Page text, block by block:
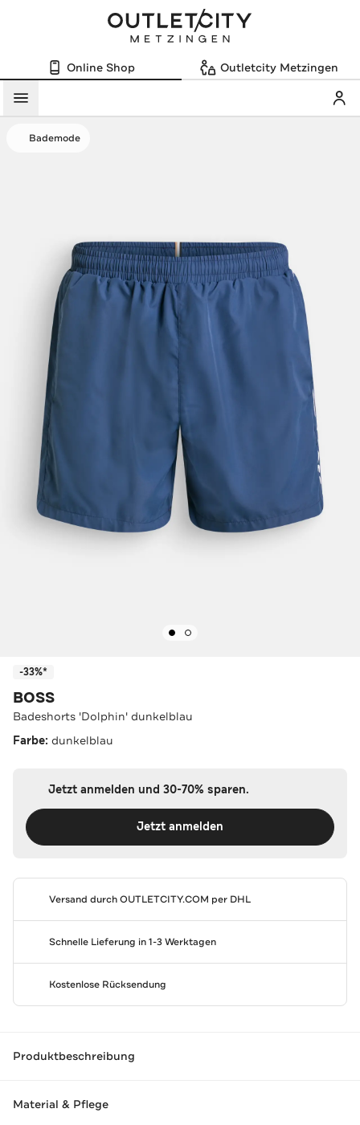
Online Shop Outletcity Metzingen
Menü
Bademode
-33%*
BOSS
Badeshorts 'Dolphin' dunkelblau
Farbe: dunkelblau
Jetzt anmelden und 30-70% sparen.
Jetzt anmelden
Versand durchOUTLETCITY.COM per DHL
Schnelle Lieferung in 1-3 Werktagen
Kostenlose Rücksendung
Produktbeschreibung
Material & Pflege